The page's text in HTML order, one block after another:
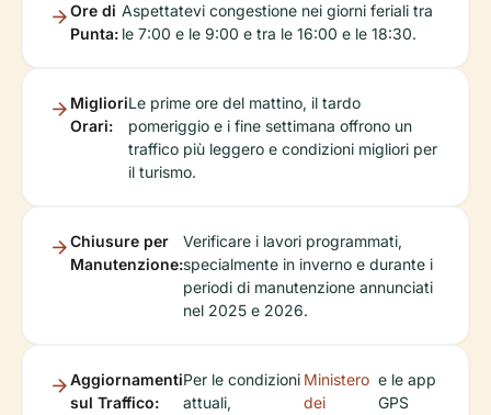
Ore di
Punta:
Aspettatevi congestione nei giorni feriali tra
le 7:00 e le 9:00 e tra le 16:00 e le 18:30.
Migliori
Orari:
Le prime ore del mattino, il tardo
pomeriggio e i fine settimana offrono un
traffico più leggero e condizioni migliori per
il turismo.
Chiusure per
Manutenzione:
Verificare i lavori programmati,
specialmente in inverno e durante i
periodi di manutenzione annunciati
nel 2025 e 2026.
Aggiornamenti
sul Traffico:
Per le condizioni
attuali,
Ministero
dei
e le app
GPS